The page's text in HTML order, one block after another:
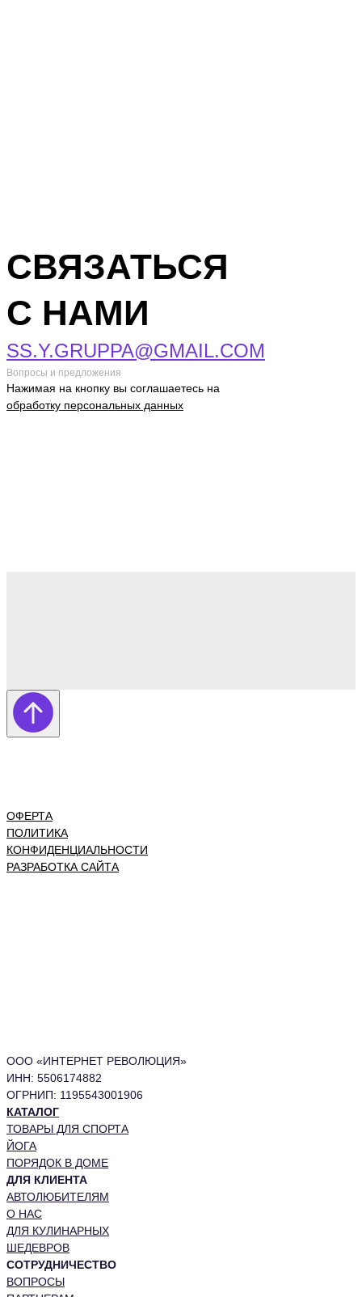
СВЯЗАТЬСЯ
С НАМИ
SS.Y.GRUPPA@GMAIL.COM
Вопросы и предложения
Нажимая на кнопку вы соглашаетесь на
обработку персональных данных
ООО «ИНТЕРНЕТ РЕВОЛЮЦИЯ»
ИНН: 5506174882
ОГРНИП: 1195543001906
КАТАЛОГ
ТОВАРЫ ДЛЯ СПОРТА
ЙОГА
ПОРЯДОК В ДОМЕ
ДЛЯ КЛИЕНТА
АВТОЛЮБИТЕЛЯМ
О НАС
ДЛЯ КУЛИНАРНЫХ
ШЕДЕВРОВ
СОТРУДНИЧЕСТВО
ВОПРОСЫ
ОФЕРТА
ПОЛИТИКА
КОНФИДЕНЦИАЛЬНОСТИ
РАЗРАБОТКА САЙТА